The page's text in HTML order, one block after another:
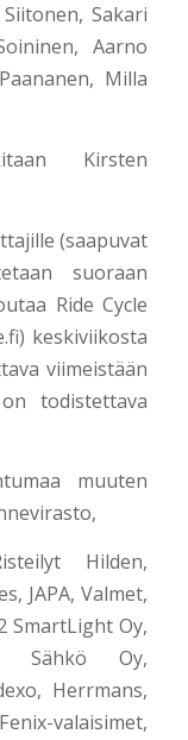
Sakari
Aarno
Milla
Kirsten
(saapuvat
suoraan
Ride Cycle
keskiviikosta
viimeistään
todistettava
muuten
Hilden,
JAPA, Valmet,
SmartLight Oy,
Sähkö Oy,
Herrmans,
valaisimet,